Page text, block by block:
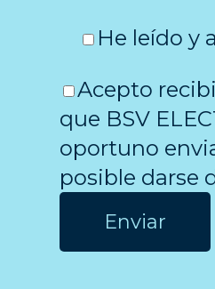
He leído y
Acepto
que BSV
oportuno
posible darse